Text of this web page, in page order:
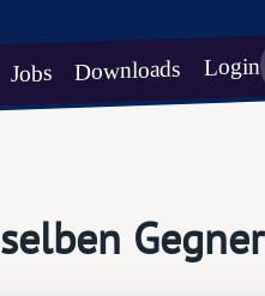
Jobs Downloads Login
Gegner